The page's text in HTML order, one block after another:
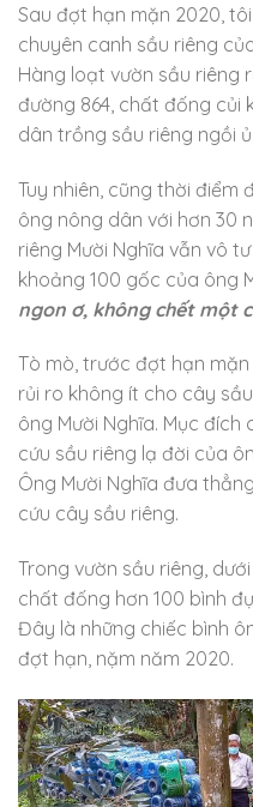
Sau đợt hạn mặn 2020,
chuyên canh sầu riêng
Hàng loạt vườn sầu riêng
đường 864, chất đống củi
dân trồng sầu riêng ngồi
Tuy nhiên, cũng thời điểm
ông nông dân với hơn 30
riêng Mười Nghĩa vẫn vô
khoảng 100 gốc của ông
ngon ơ, không chết một
Tò mò, trước đợt hạn
rủi ro không ít cho cây
ông Mười Nghĩa. Mục
cứu sầu riêng lạ đời của
Ông Mười Nghĩa đưa
cứu cây sầu riêng.
Trong vườn sầu riêng,
chất đống hơn 100 bình
Đây là những chiếc bình
đợt hạn, nặm năm 2020.